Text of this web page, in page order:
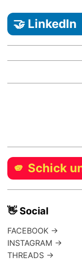
🤝
🫵 Schick
👋 Social
FACEBOOK →
INSTAGRAM →
THREADS →